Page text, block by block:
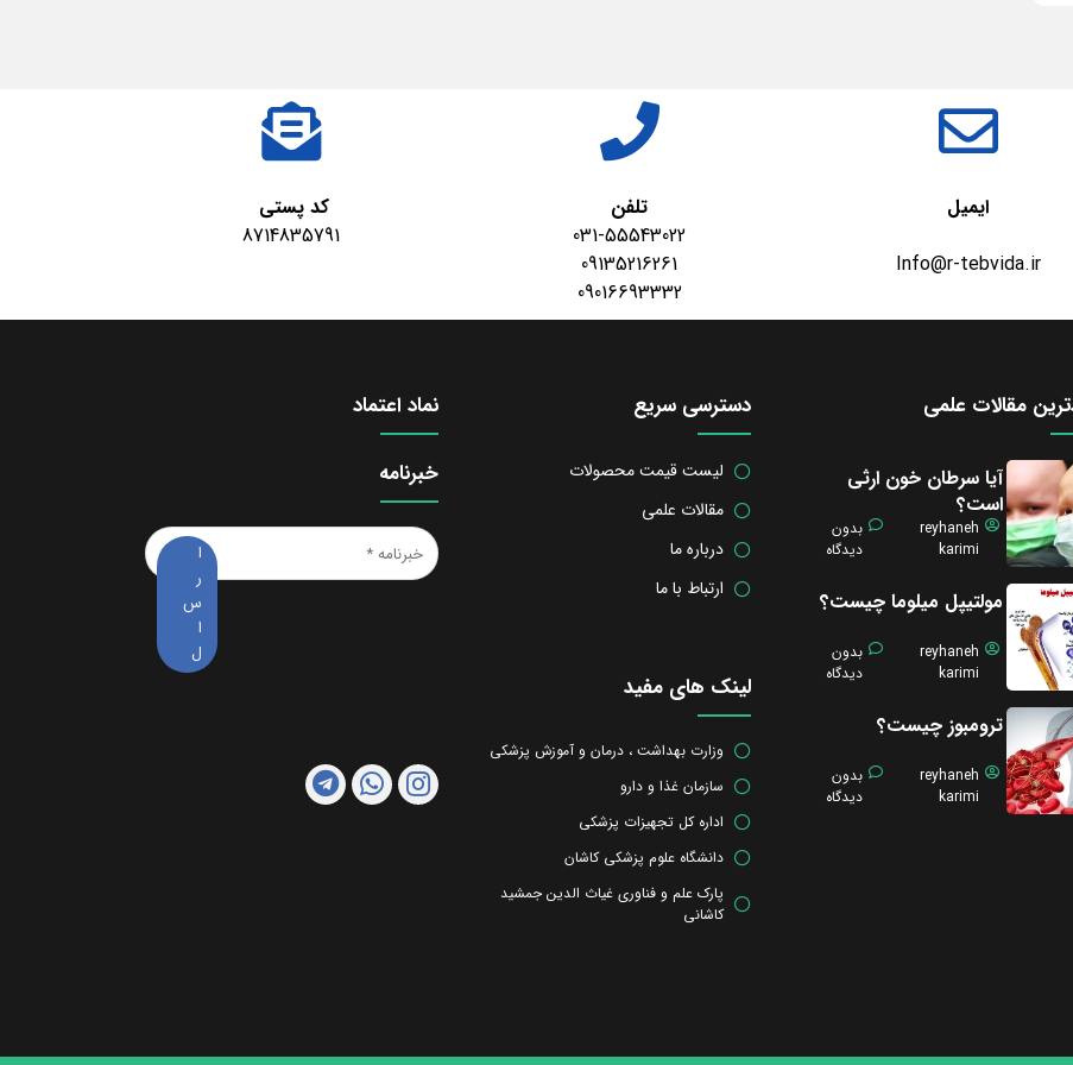
ایمیل
Info@r-tebvida.ir
تلفن
031-55543022
09135216261
09016693332
کد پستی
8714835791
مقالات علمی
آیا سرطان خون ارثی
است؟
reyhaneh
karimi
بدون
دیدگاه
مولتیپل میلوما چیست؟
reyhaneh
karimi
بدون
دیدگاه
ترومبوز چیست؟
reyhaneh
karimi
بدون
دیدگاه
دسترسی سریع
لیست قیمت محصولات
مقالات علمی
درباره ما
ارتباط با ما
لینک های مفید
وزارت بهداشت ، درمان و آموزش پزشکی
سازمان غذا و دارو
اداره کل تجهیزات پزشکی
دانشگاه علوم پزشکی کاشان
پارک علم و فناوری غیاث الدین جمشید
کاشانی
نماد اعتماد
خبرنامه
خبرنامه
*